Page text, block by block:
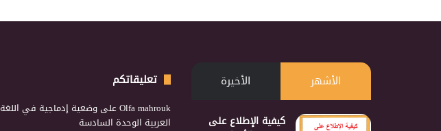
الأشهر الأخيرة
كيفية الإطلاع على
تعليقاتكم
Olfa mahroukعلىوضعية إدماجية في اللغة
العربية الوحدة السادسة